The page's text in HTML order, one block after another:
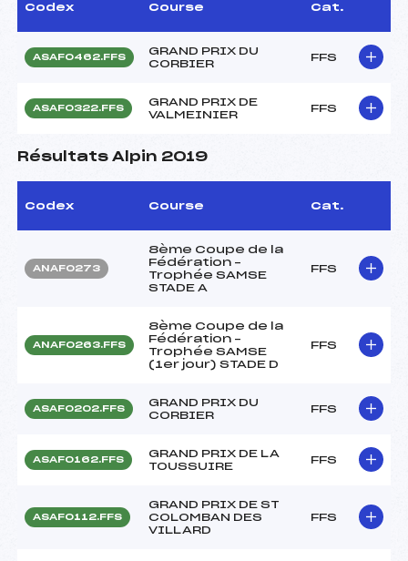
Codex Course Cat.
ASAF0462.FFS
GRAND PRIX DU
CORBIER
FFS
ASAF0322.FFS
GRAND PRIX DE
VALMEINIER
FFS
Résultats Alpin 2019
Codex Course Cat.
ANAF0273
8ème Coupe de la
Fédération –
Trophée SAMSE
STADE A
FFS
ANAF0263.FFS
8ème Coupe de la
Fédération –
Trophée SAMSE
(1er jour) STADE D
FFS
ASAF0202.FFS
GRAND PRIX DU
CORBIER
FFS
ASAF0162.FFS
GRAND PRIX DE LA
TOUSSUIRE
FFS
ASAF0112.FFS
GRAND PRIX DE ST
COLOMBAN DES
VILLARD
FFS